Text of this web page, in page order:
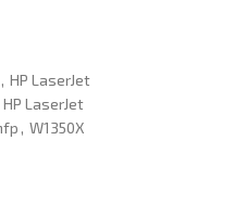
, HP LaserJet
HP LaserJet
, W1350X